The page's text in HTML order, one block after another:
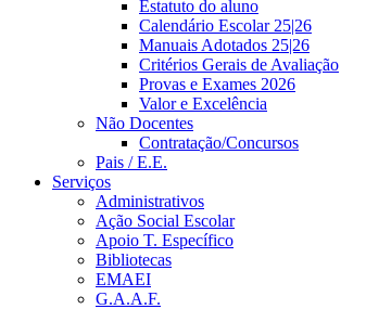
Estatuto do aluno
Calendário Escolar 25|26
Manuais Adotados 25|26
Critérios Gerais de Avaliação
Provas e Exames 2026
Valor e Excelência
Não Docentes
Contratação/Concursos
Pais / E.E.
Serviços
Administrativos
Ação Social Escolar
Apoio T. Específico
Bibliotecas
EMAEI
G.A.A.F.